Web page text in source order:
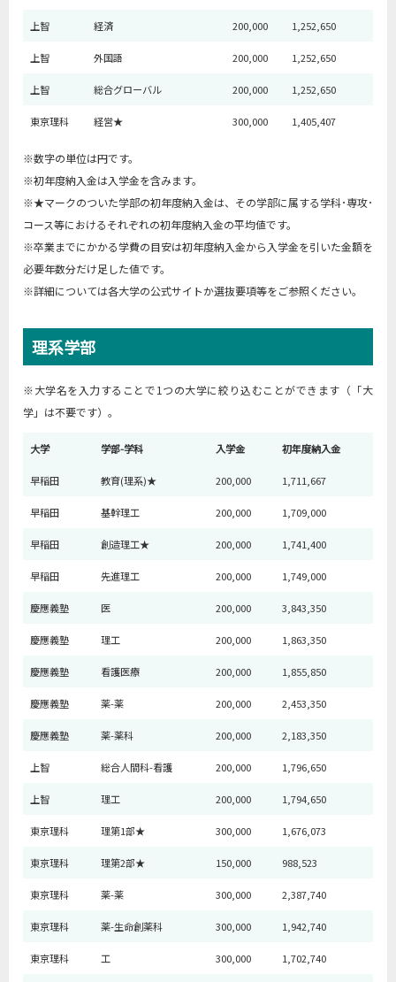
上智 経済 200,000 1,252,650
上智 外国語 200,000 1,252,650
上智 総合グローバル 200,000 1,252,650
東京理科 経営★ 300,000 1,405,407
※数字の単位は円です。
※初年度納入金は入学金を含みます。
※★マークのついた学部の初年度納入金は、その学部に属する学科･専攻･
コース等におけるそれぞれの初年度納入金の平均値です。
※卒業までにかかる学費の目安は初年度納入金から入学金を引いた金額を
必要年数分だけ足した値です。
※詳細については各大学の公式サイトか選抜要項等をご参照ください。
理系学部
※大学名を入力することで1つの大学に絞り込むことができます（「大
学」は不要です）。
大学 学部-学科 入学金 初年度納入金
早稲田 教育(理系)★ 200,000 1,711,667
早稲田 基幹理工 200,000 1,709,000
早稲田 創造理工★ 200,000 1,741,400
早稲田 先進理工 200,000 1,749,000
慶應義塾 医 200,000 3,843,350
慶應義塾 理工 200,000 1,863,350
慶應義塾 看護医療 200,000 1,855,850
慶應義塾 薬-薬 200,000 2,453,350
慶應義塾 薬-薬科 200,000 2,183,350
上智 総合人間科-看護 200,000 1,796,650
上智 理工 200,000 1,794,650
東京理科 理第1部★ 300,000 1,676,073
東京理科 理第2部★ 150,000 988,523
東京理科 薬-薬 300,000 2,387,740
東京理科 薬-生命創薬科 300,000 1,942,740
東京理科 工 300,000 1,702,740